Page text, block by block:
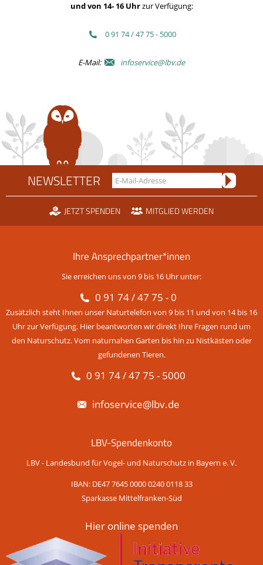
und von 14- 16 Uhrzur Verfügung:
0 91 74 / 47 75 - 5000
E-Mail: infoservice@lbv.de
NEWSLETTER
JETZT SPENDEN MITGLIED WERDEN
Ihre Ansprechpartner*innen
Sie erreichen uns von 9 bis 16 Uhr unter:
0 91 74 / 47 75 - 0
Zusätzlich steht Ihnen unser Naturtelefon von 9 bis 11 und von 14 bis 16
Uhr zur Verfügung. Hier beantworten wir direkt Ihre Fragen rund um
den Naturschutz. Vom naturnahen Garten bis hin zu Nistkästen oder
gefundenen Tieren.
0 91 74 / 47 75 - 5000
infoservice@lbv.de
LBV-Spendenkonto
LBV - Landesbund für Vogel- und Naturschutz in Bayern e. V.
IBAN: DE47 7645 0000 0240 0118 33
Sparkasse Mittelfranken-Süd
Hier online spenden